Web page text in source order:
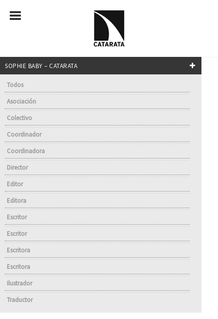
SOPHIE BABY – CATARATA
Todos
Asociación
Colectivo
Coordinador
Coordinadora
Director
Editor
Editora
Escritor
Escritor
Escritora
Escritora
Ilustrador
Traductor